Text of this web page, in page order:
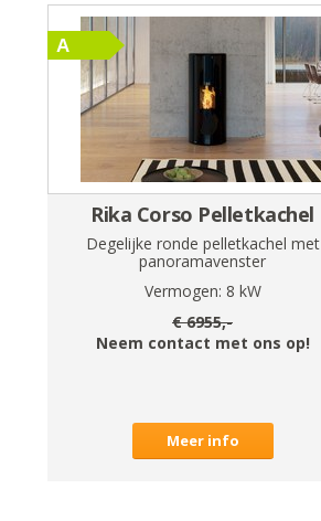
Rika Corso Pelletkachel
Degelijke ronde pelletkachel met
panoramavenster
Vermogen: 8 kW
€6955,-
Neem contact met ons op!
Meer info